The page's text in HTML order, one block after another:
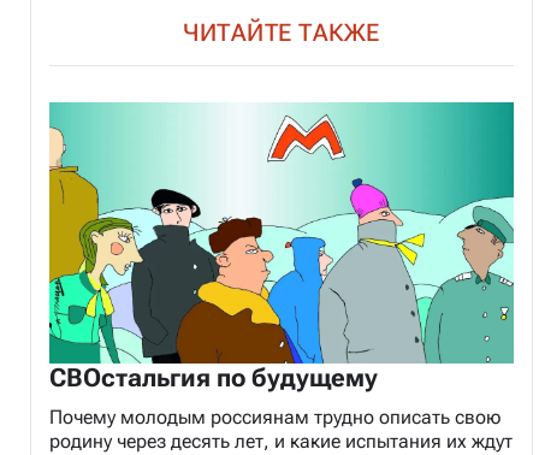
ЧИТАЙТЕ ТАКЖЕ
СВОстальгия по будущему
Почему молодым россиянам трудно описать свою
родину через десять лет, и какие испытания их ждут